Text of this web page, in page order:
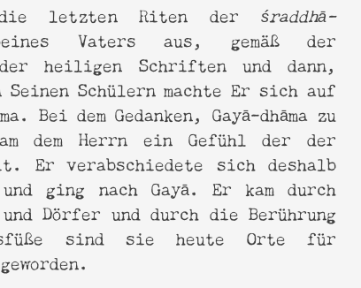
letzten Riten der śraddhā-
Vaters aus, gemäß der
der heiligen Schriften und dann,
Schülern machte Er sich auf
Bei dem Gedanken, Gayā-dhāma zu
dem Herrn ein Gefühl der der
Er verabschiedete sich deshalb
und ging nach Gayā. Er kam durch
Dörfer und durch die Berührung
sind sie heute Orte für